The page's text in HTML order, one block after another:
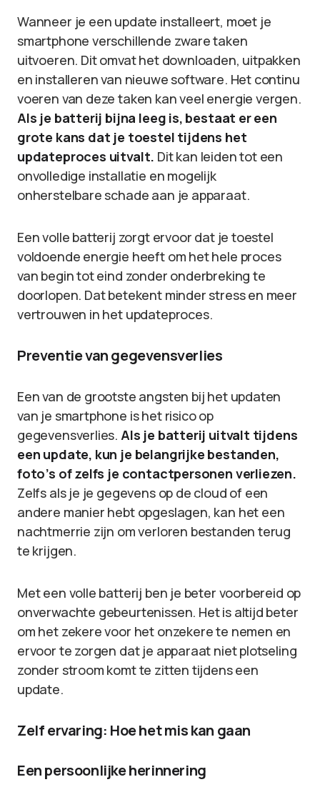
Wanneer je een update installeert, moet je
smartphone verschillende zware taken
uitvoeren. Dit omvat het downloaden, uitpakken
en installeren van nieuwe software. Het continu
voeren van deze taken kan veel energie vergen.
Als je batterij bijna leeg is, bestaat er een
grote kans dat je toestel tijdens het
updateproces uitvalt. Dit kan leiden tot een
onvolledige installatie en mogelijk
onherstelbare schade aan je apparaat.
Een volle batterij zorgt ervoor dat je toestel
voldoende energie heeft om het hele proces
van begin tot eind zonder onderbreking te
doorlopen. Dat betekent minder stress en meer
vertrouwen in het updateproces.
Preventie van gegevensverlies
Een van de grootste angsten bij het updaten
van je smartphone is het risico op
gegevensverlies. Als je batterij uitvalt tijdens
een update, kun je belangrijke bestanden,
foto’s of zelfs je contactpersonen verliezen.
Zelfs als je je gegevens op de cloud of een
andere manier hebt opgeslagen, kan het een
nachtmerrie zijn om verloren bestanden terug
te krijgen.
Met een volle batterij ben je beter voorbereid op
onverwachte gebeurtenissen. Het is altijd beter
om het zekere voor het onzekere te nemen en
ervoor te zorgen dat je apparaat niet plotseling
zonder stroom komt te zitten tijdens een
update.
Zelf ervaring: Hoe het mis kan gaan
Een persoonlijke herinnering